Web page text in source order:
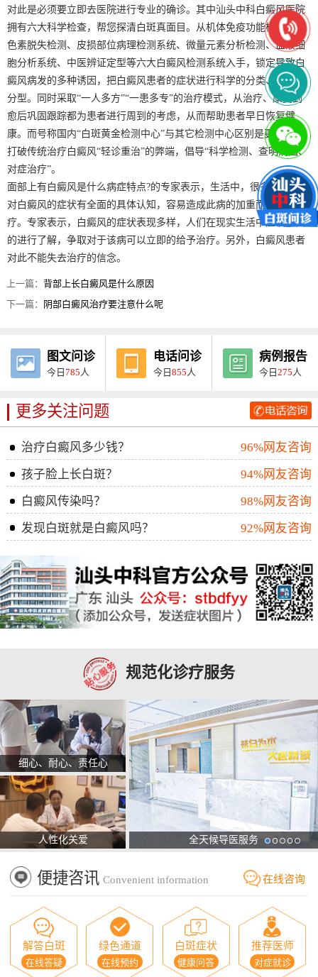
对此是必须要立即去医院进行专业的确诊。其中汕头中科白癜风医院
拥有六大科学检查，帮您探清白斑真面目。从机体免疫功能检测、黑
色素脱失检测、皮损部位病理检测系统、微量元素分析检测、血液细
胞分析系统、中医辨证定型等六大白癜风检测系统入手，锁定导致白
癜风病发的多种诱因，把白癜风患者的症状进行科学的分类、分期、
分型。同时采取“一人多方”“一患多专”的治疗模式，从治疗、康复到
愈后巩固跟踪都为患者进行周到的考虑，从而帮助患者早日恢复健
康。而号称国内“白斑黄金检测中心”与其它检测中心区别是更科学。
打破传统治疗白癜风“轻诊重治”的弊端，倡导“科学检测、查明病因、
对症治疗”。
面部上有白癜风是什么病症特点?的专家表示，生活中，很多人都不能
对白癜风的症状有全面的具体认知，容易造成此病的加重而耽误治
疗。专家表示，白癜风的症状表现多样，人们在现实生活中应该认真
的进行了解，争取对于该病可以立即的给予治疗。另外，白癜风患者
对此不能失去治疗的信念。
上一篇：背部上长白癜风是什么原因
下一篇：
阴部白癜风治疗要注意什么呢
图文问诊
今日785 人
电话问诊
今日855 人
病例报告
今日275 人
更多关注问题
治疗白癜风多少钱？
96%网友咨询
孩子脸上长白斑？
94%网友咨询
白癜风传染吗？
98%网友咨询
发现白斑就是白癜风吗？
92%网友咨询
规范化诊疗服务
细心、耐心、责任心
人性化关爱 全天候导医服务
便捷咨讯 Convenient information 在线咨询
解答白斑
在线答疑
绿色通道
在线预约
白斑症状
健康问答
推荐医师
对症就诊